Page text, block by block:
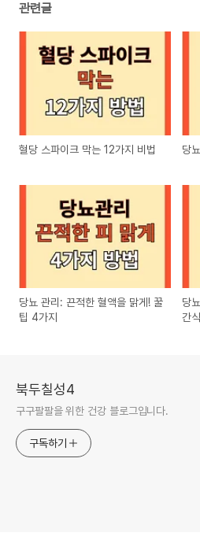
관련글
혈당 스파이크 막는 12가지 비법 당
당뇨 관리: 끈적한 혈액을 맑게! 꿀
팁 4가지
당
간식
북두칠성4
구구팔팔을 위한 건강 블로그입니다.
구독하기